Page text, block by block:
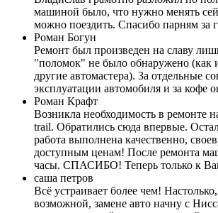
машиной было, что нужно менять
можно поездить. Спасибо парням за
Роман Богун
Ремонт был произведен на славу
"поломок" не было обнаружено (как
другие автомастера). За отдельные
эксплуатации автомобиля и за кофе
Роман Крафт
Возникла необходимость в ремонте
trail. Обратились сюда впервые.
работа выполнена качественно,
доступным ценам! После ремонта
часы. СПАСИБО! Теперь только к
саша петров
Всё устраивает более чем!
возможной, замене авто начну с